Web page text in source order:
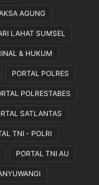
AGUNG
LAHAT SUMSEL
& HUKUM
PORTAL POLRES
POLRESTABES
SATLANTAS
TNI - POLRI
PORTAL TNI AU